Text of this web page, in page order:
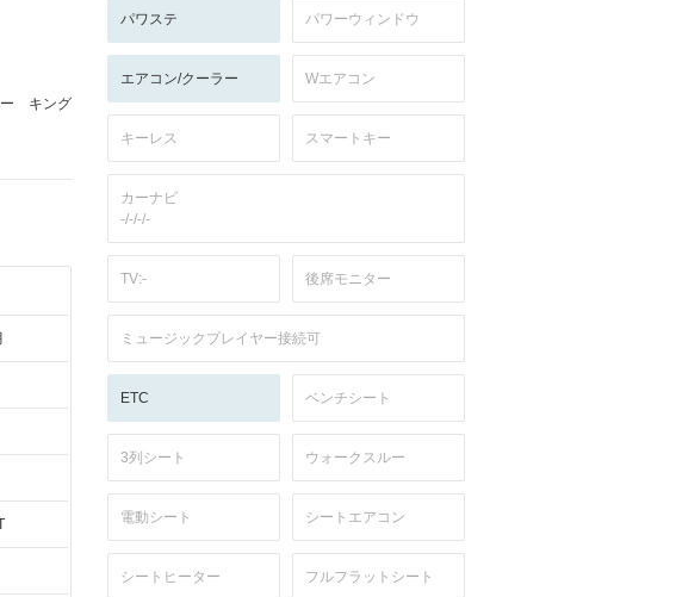
ー キング
パワステ パワーウィンドウ
エアコン/クーラー Wエアコン
キーレス スマートキー
カーナビ
-/-/-/-
TV:- 後席モニター
ミュージックプレイヤー接続可
ETC ベンチシート
3列シート ウォークスルー
電動シート シートエアコン
シートヒーター フルフラットシート